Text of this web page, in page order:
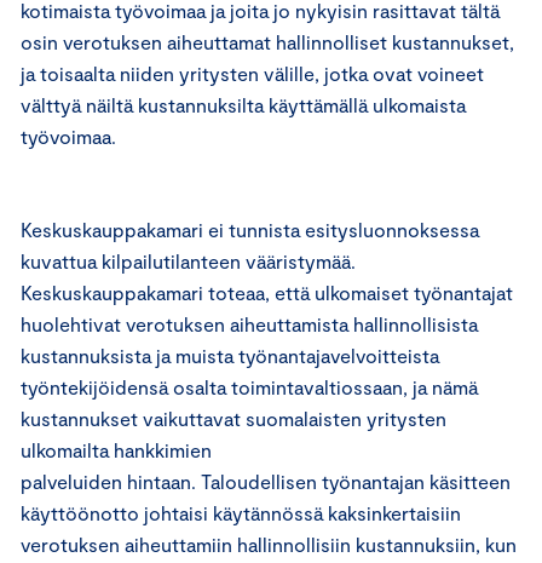
kotimaista työvoimaa ja joita jo nykyisin rasittavat tältä
osin verotuksen aiheuttamat hallinnolliset kustannukset,
ja toisaalta niiden yritysten välille, jotka ovat voineet
välttyä näiltä kustannuksilta käyttämällä ulkomaista
työvoimaa.
Keskuskauppakamari ei tunnista esitysluonnoksessa
kuvattua kilpailutilanteen vääristymää.
Keskuskauppakamari toteaa, että ulkomaiset työnantajat
huolehtivat verotuksen aiheuttamista hallinnollisista
kustannuksista ja muista työnantajavelvoitteista
työntekijöidensä osalta toimintavaltiossaan, ja nämä
kustannukset vaikuttavat suomalaisten yritysten
ulkomailta hankkimien
palveluiden hintaan. Taloudellisen työnantajan käsitteen
käyttöönotto johtaisi käytännössä kaksinkertaisiin
verotuksen aiheuttamiin hallinnollisiin kustannuksiin, kun